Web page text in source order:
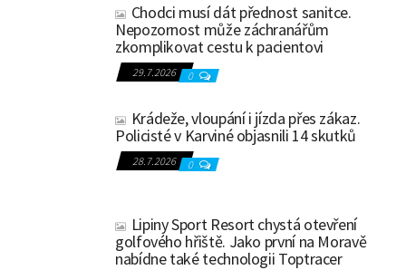
Chodci musí dát přednost sanitce.
Nepozornost může záchranářům
zkomplikovat cestu k pacientovi
29.7.2026 0
Krádeže, vloupání i jízda přes zákaz.
Policisté v Karviné objasnili 14 skutků
28.7.2026 0
Lipiny Sport Resort chystá otevření
golfového hřiště. Jako první na Moravě
nabídne také technologii Toptracer